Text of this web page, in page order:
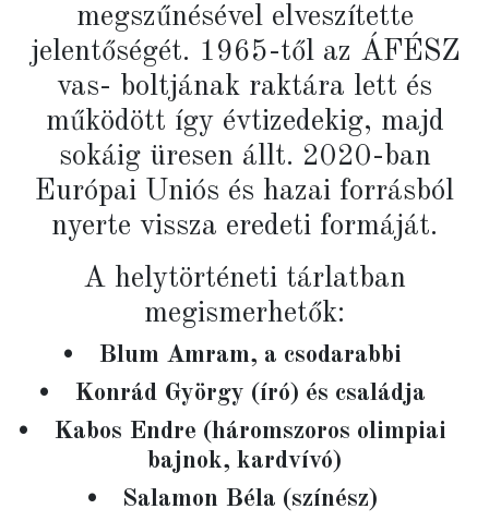
megszűnésével elveszítette
jelentőségét. 1965-től az ÁFÉSZ
vas- boltjának raktára lett és
működött így évtizedekig, majd
sokáig üresen állt. 2020-ban
Európai Uniós és hazai forrásból
nyerte vissza eredeti formáját.
A helytörténeti tárlatban
megismerhetők:
•
Blum Amram, a csodarabbi
•
Konrád György (író) és családja
•
Kabos Endre (háromszoros olimpiai
bajnok, kardvívó)
•
Salamon Béla (színész)